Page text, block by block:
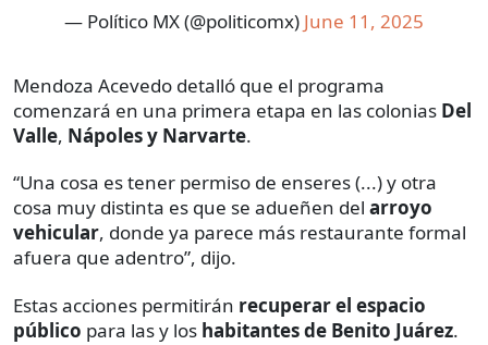
— Político MX (@politicomx) June 11, 2025
Mendoza Acevedo detalló que el programa
comenzará en una primera etapa en las colonias Del
Valle, Nápoles y Narvarte.
“Una cosa es tener permiso de enseres (...) y otra
cosa muy distinta es que se adueñen del arroyo
vehicular, donde ya parece más restaurante formal
afuera que adentro”, dijo.
Estas acciones permitirán recuperar el espacio
público para las y los habitantes de Benito Juárez.